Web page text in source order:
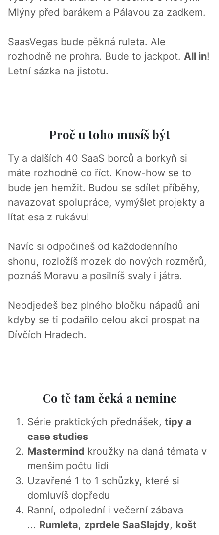
Mlýny před barákem a Pálavou za zadkem.
SaasVegas bude pěkná ruleta. Ale
rozhodně ne prohra. Bude to jackpot. All in!
Letní sázka na jistotu.
Proč u toho musíš být
Ty a dalších 40 SaaS borců a borkyň si
máte rozhodně co říct. Know-how se to
bude jen hemžit. Budou se sdílet příběhy,
navazovat spolupráce, vymýšlet projekty a
lítat esa z rukávu!
Navíc si odpočineš od každodenního
shonu, rozložíš mozek do nových rozměrů,
poznáš Moravu a posilníš svaly i játra.
Neodjedeš bez plného bločku nápadů ani
kdyby se ti podařilo celou akci prospat na
Dívčích Hradech.
Co tě tam čeká a nemine
Série praktických přednášek, tipy a
case studies
Mastermind kroužky na daná témata v
menším počtu lidí
Uzavřené 1 to 1 schůzky, které si
domluvíš dopředu
Ranní, odpolední i večerní zábava
... Rumleta, zprdele SaaSlajdy, košt